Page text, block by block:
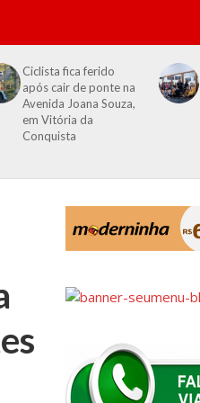
Ciclista fica ferido
após cair de ponte na
Avenida Joana Souza,
em Vitória da
Conquista